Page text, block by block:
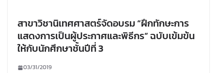
สาขาวิชานิเทศศาสตร์จัดอบรม “ฝึกทักษะการ
แสดงการเป็นผู้ประกาศและพิธีกร” ฉบับเข้มข้น
ให้กับนักศึกษาชั้นปีที่ 3
03/31/2019